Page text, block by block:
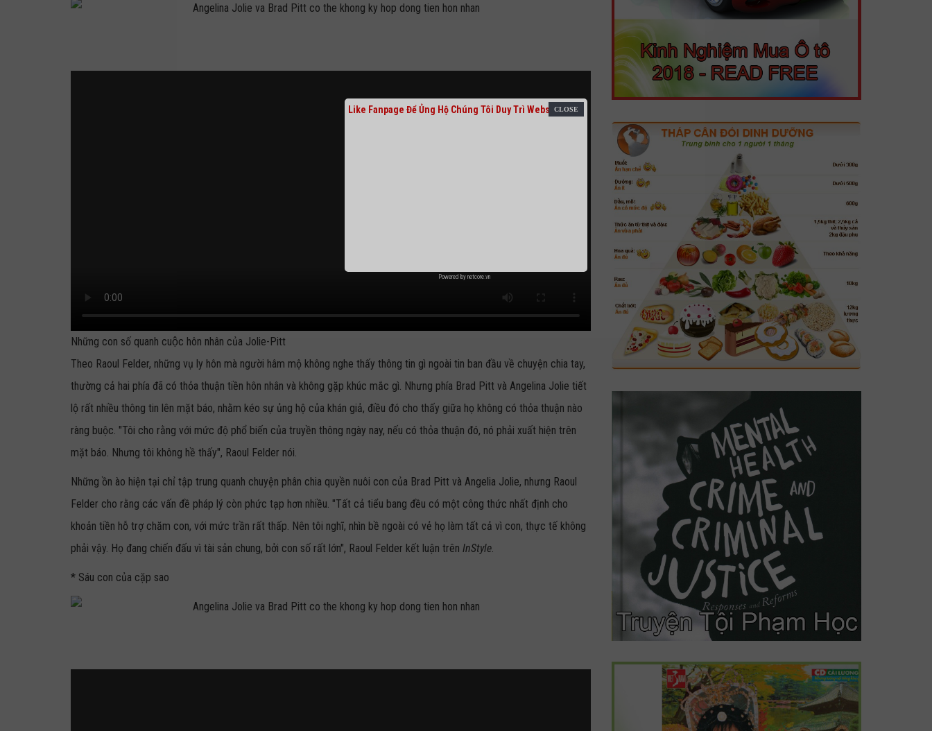
Những con số quanh cuộc hôn nhân của Jolie-Pitt
Theo Raoul Felder, những vụ ly hôn mà người hâm mộ không nghe thấy thông tin gì ngoài tin ban đầu về chuyện chia tay,
thường cả hai phía đã có thỏa thuận tiền hôn nhân và không gặp khúc mắc gì. Nhưng phía Brad Pitt và Angelina Jolie tiết
lộ rất nhiều thông tin lên mặt báo, nhằm kéo sự ủng hộ của khán giả, điều đó cho thấy giữa họ không có thỏa thuận nào
ràng buộc. "Tôi cho rằng với mức độ phổ biến của truyền thông ngày nay, nếu có thỏa thuận đó, nó phải xuất hiện trên
mặt báo. Nhưng tôi không hề thấy", Raoul Felder nói.
Những ồn ào hiện tại chỉ tập trung quanh chuyện phân chia quyền nuôi con của Brad Pitt và Angelia Jolie, nhưng Raoul
Felder cho rằng các vấn đề pháp lý còn phức tạp hơn nhiều. "Tất cả tiểu bang đều có một công thức nhất định cho
khoản tiền hỗ trợ chăm con, với mức trần rất thấp. Nên tôi nghĩ, nhìn bề ngoài có vẻ họ làm tất cả vì con, thực tế không
phải vậy. Họ đang chiến đấu vì tài sản chung, bởi con số rất lớn", Raoul Felder kết luận trên InStyle.
* Sáu con của cặp sao
Like Fanpage Để Ủng Hộ Chúng Tôi Duy Trì Website
Powered by netcore.vn